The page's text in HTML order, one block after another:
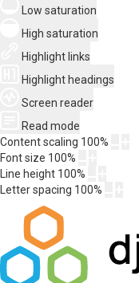
Low saturation
High saturation
Highlight links
Highlight headings
Screen reader
Read mode
Content scaling 100%
Font size 100%
Line height 100%
Letter spacing 100%